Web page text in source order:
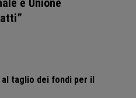
e Unione
taglio dei fondi per il